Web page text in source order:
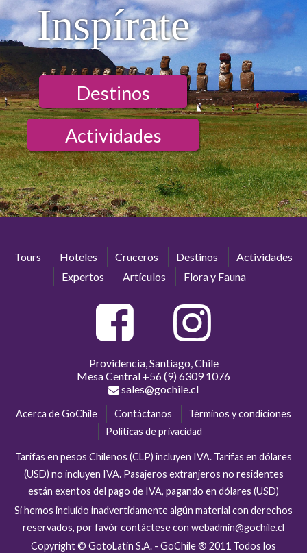
Inspírate
Destinos
Actividades
Tours Hoteles Cruceros Destinos
Actividades
Expertos
Artículos Flora y Fauna
Providencia, Santiago, Chile
Mesa Central +56 (9) 6309 1076
sales@gochile.cl
Acerca de GoChile Contáctanos
Términos y condiciones
Políticas de privacidad
Tarifas en pesos Chilenos (CLP) incluyen IVA. Tarifas en dólares
(USD) no incluyen IVA. Pasajeros extranjeros no residentes
están exentos del pago de IVA, pagando en dólares (USD)
Si hemos incluído inadvertidamente algún material con derechos
reservados, por favór contáctese con webadmin@gochile.cl
Copyright © GotoLatin S.A. - GoChile ® 2011 Todos los